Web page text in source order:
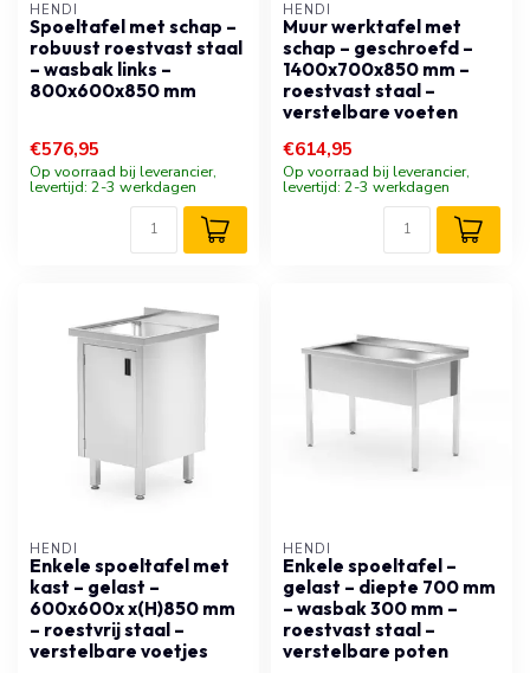
HENDI
Spoeltafel met schap –
robuust roestvast staal
– wasbak links –
800x600x850 mm
€576,95
Op voorraad bij leverancier,
levertijd: 2-3 werkdagen
HENDI
Muur werktafel met
schap – geschroefd –
1400x700x850 mm –
roestvast staal –
verstelbare voeten
€614,95
Op voorraad bij leverancier,
levertijd: 2-3 werkdagen
HENDI
Enkele spoeltafel met
kast – gelast –
600x600x x(H)850 mm
– roestvrij staal –
verstelbare voetjes
HENDI
Enkele spoeltafel –
gelast – diepte 700 mm
– wasbak 300 mm –
roestvast staal –
verstelbare poten